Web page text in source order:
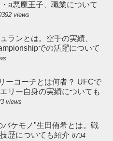
a悪魔王子、職業について
views
ランとは。空手の実績、
での活躍について
ーコーチとは何者？ UFCで
リー自身の実績についても
views
バケモノ"生田侑希とは。戦
歴についても紹介 8734